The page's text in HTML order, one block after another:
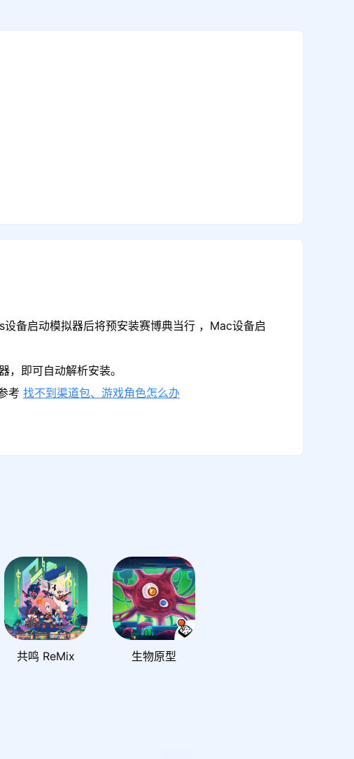
备启动模拟器后将预安装赛博典当行 ，Mac设备启
即可自动解析安装。
考 找不到渠道包、游戏角色怎么办
共鸣 ReMix 生物原型